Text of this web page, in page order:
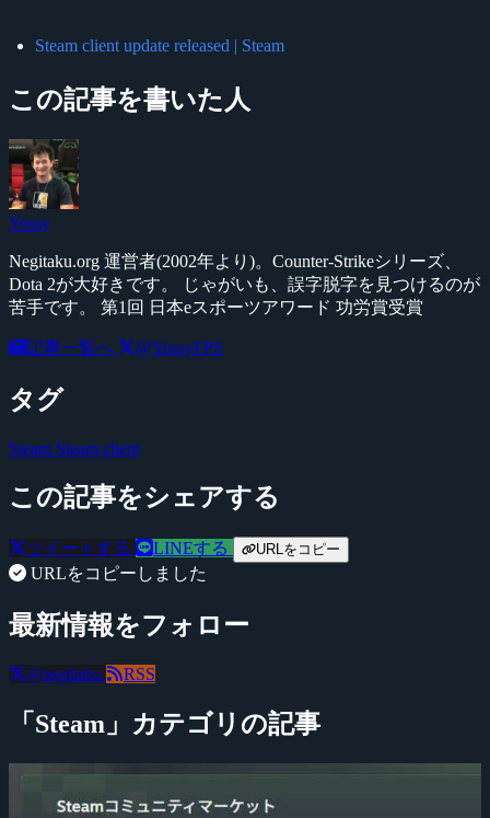
Steam client update released | Steam
この記事を書いた人
Yossy
Negitaku.org 運営者(2002年より)。Counter-Strikeシリーズ、
Dota 2が大好きです。 じゃがいも、誤字脱字を見つけるのが
苦手です。 第1回 日本eスポーツアワード 功労賞受賞
記事一覧へ @YossyFPS
タグ
Steam Steam client
この記事をシェアする
ツイートする LINEする URLをコピー
URLをコピーしました
最新情報をフォロー
@negitaku RSS
「Steam」カテゴリの記事